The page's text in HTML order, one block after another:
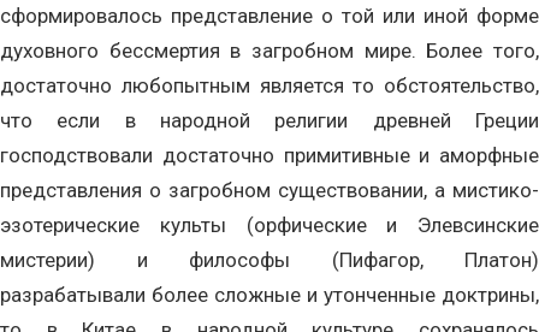
сформировалось представление о той или иной форме
духовного бессмертия в загробном мире. Более того,
достаточно любопытным является то обстоятельство,
что если в народной религии древней Греции
господствовали достаточно примитивные и аморфные
представления о загробном существовании, а мистико-
эзотерические культы (орфические и Элевсинские
мистерии) и философы (Пифагор, Платон)
разрабатывали более сложные и утонченные доктрины,